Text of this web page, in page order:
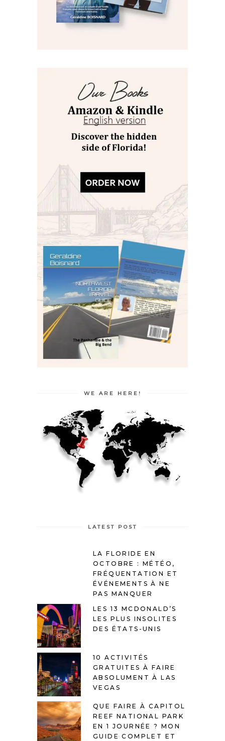
WE ARE HERE!
LATEST POST
LA FLORIDE EN
OCTOBRE : MÉTÉO,
FRÉQUENTATION ET
ÉVÉNEMENTS À NE
PAS MANQUER
LES 13 MCDONALD’S
LES PLUS INSOLITES
DES ÉTATS-UNIS
10 ACTIVITÉS
GRATUITES À FAIRE
ABSOLUMENT À LAS
VEGAS
QUE FAIRE À CAPITOL
REEF NATIONAL PARK
EN 1 JOURNÉE ? MON
GUIDE COMPLET ET